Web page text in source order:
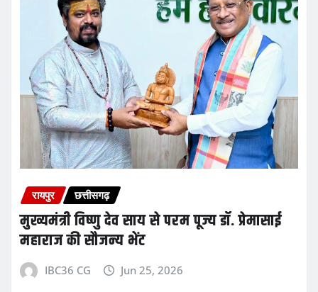
रायपुर छत्तीसगढ़
मुख्यमंत्री विष्णु देव साय से परम पूज्य डॉ. प्रेमासाई
महाराज की सौजन्य भेंट
IBC36 CG Jun 25, 2026